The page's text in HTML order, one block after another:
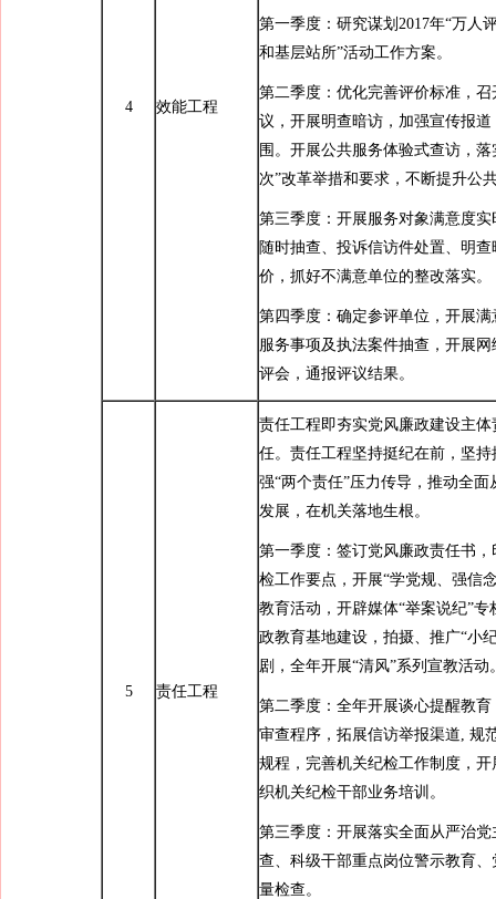
4 效能工程
第一季度：研究谋划2017年“万人
和基层站所”活动工作方案。
第二季度：优化完善评价标准，
议，开展明查暗访，加强宣传报
围。开展公共服务体验式查访，落
次”改革举措和要求，不断提升公
第三季度：开展服务对象满意度
随时抽查、投诉信访件处置、明
价，抓好不满意单位的整改落实。
第四季度：确定参评单位，开展
服务事项及执法案件抽查，开展
评会，通报评议结果。
5 责任工程
责任工程即夯实党风廉政建设主
任。责任工程坚持挺纪在前，坚
强“两个责任”压力传导，推动全面
发展，在机关落地生根。
第一季度：签订党风廉政责任书
检工作要点，开展“学党规、强信
教育活动，开辟媒体“举案说纪”专
政教育基地建设，拍摄、推广“小
剧，全年开展“清风”系列宣教活动
第二季度：全年开展谈心提醒教
审查程序，拓展信访举报渠道, 规
规程，完善机关纪检工作制度，
织机关纪检干部业务培训。
第三季度：开展落实全面从严治
查、科级干部重点岗位警示教育
量检查。